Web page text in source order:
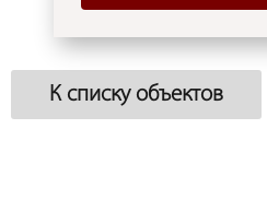
К списку объектов